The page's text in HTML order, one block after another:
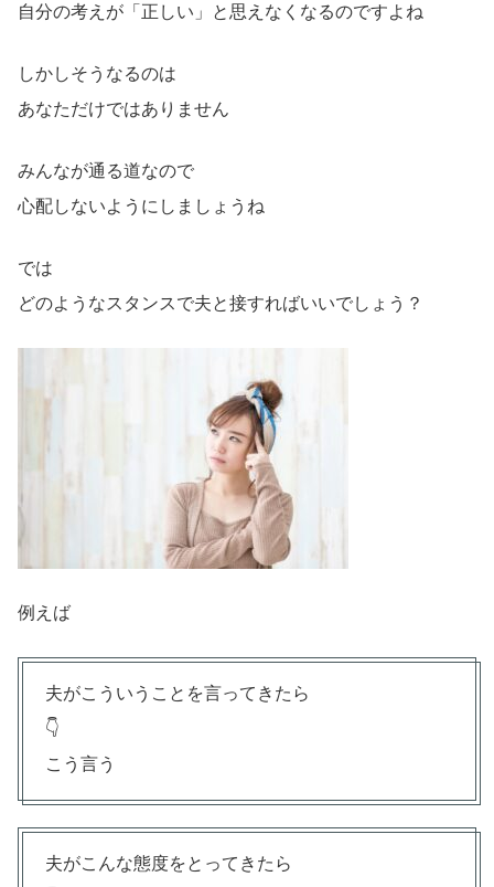
自分の考えが「正しい」と思えなくなるのですよね
しかしそうなるのは
あなただけではありません
みんなが通る道なので
心配しないようにしましょうね
では
どのようなスタンスで夫と接すればいいでしょう？
例えば
夫がこういうことを言ってきたら
👇
こう言う
夫がこんな態度をとってきたら